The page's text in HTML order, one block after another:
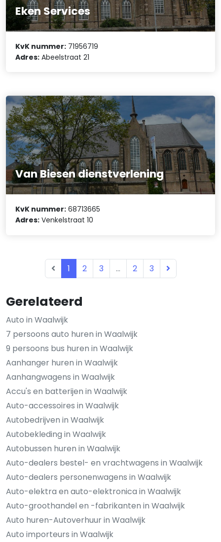
Gerelateerd
Auto in Waalwijk
7 persoons auto huren in Waalwijk
9 persoons bus huren in Waalwijk
Aanhanger huren in Waalwijk
Aanhangwagens in Waalwijk
Accu's en batterijen in Waalwijk
Auto-accessoires in Waalwijk
Autobedrijven in Waalwijk
Autobekleding in Waalwijk
Autobussen huren in Waalwijk
Auto-dealers bestel- en vrachtwagens in Waalwijk
Auto-dealers personenwagens in Waalwijk
Auto-elektra en auto-elektronica in Waalwijk
Auto-groothandel en -fabrikanten in Waalwijk
Auto huren-Autoverhuur in Waalwijk
Auto importeurs in Waalwijk
Eken Services
KvK nummer: 71956719
Adres: Abeelstraat 21
Van Biesen dienstverlening
KvK nummer: 68713665
Adres: Venkelstraat 10
1 2 3 ... 2 3